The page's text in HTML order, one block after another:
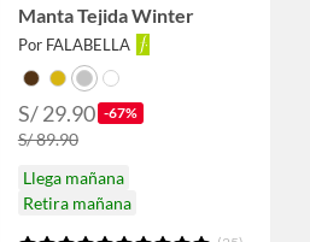
Manta Tejida Winter
Por FALABELLA
S/ 29.90 -67%
S/ 89.90
Llega mañana
Retira mañana